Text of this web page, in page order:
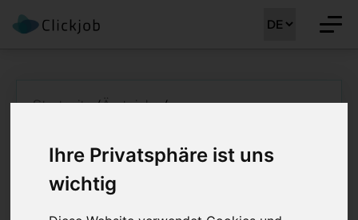
Ihre Privatsphäre ist uns
wichtig
Startseite/Ärztejobs/
Oberarzt /
Oberärztin